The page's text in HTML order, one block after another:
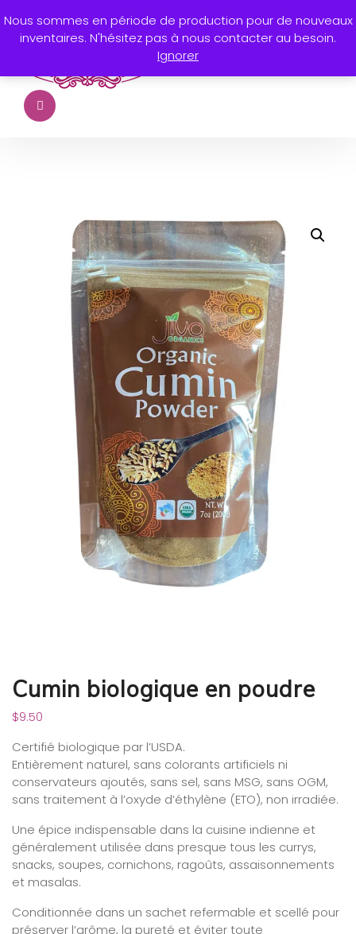
Cumin biologique en poudre
$9.50
Certifié biologique par l’USDA.
Entièrement naturel, sans colorants artificiels ni
conservateurs ajoutés, sans sel, sans MSG, sans OGM,
sans traitement à l’oxyde d’éthylène (ETO), non irradiée.
Une épice indispensable dans la cuisine indienne et
généralement utilisée dans presque tous les currys,
snacks, soupes, cornichons, ragoûts, assaisonnements
et masalas.
Conditionnée dans un sachet refermable et scellé pour
préserver l’arôme, la pureté et éviter toute
Nous sommes en période de production pour de nouveaux
inventaires. N'hésitez pas à nous contacter au besoin.
Ignorer